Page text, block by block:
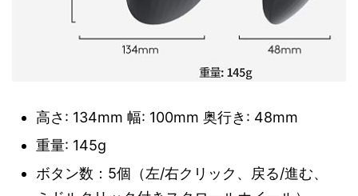
高さ: 134mm 幅: 100mm 奥行き: 48mm
重量: 145g
ボタン数：5個（左/右クリック、戻る/進む、